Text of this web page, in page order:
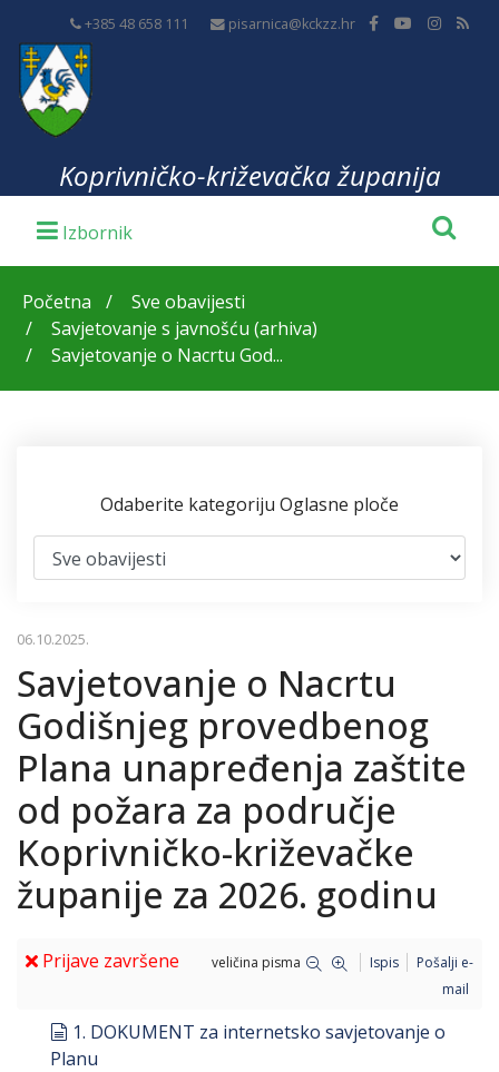
+385 48 658 111 pisarnica@kckzz.hr
Koprivničko-križevačka županija
Početna
Sve obavijesti
Savjetovanje s javnošću (arhiva)
Savjetovanje o Nacrtu God...
Odaberite kategoriju Oglasne ploče
06.10.2025.
Savjetovanje o Nacrtu
Godišnjeg provedbenog
Plana unapređenja zaštite
od požara za područje
Koprivničko-križevačke
županije za 2026. godinu
Prijave završene veličina pisma Ispis
Pošalji e-
mail
document
1. DOKUMENT za internetsko savjetovanje o
Planu